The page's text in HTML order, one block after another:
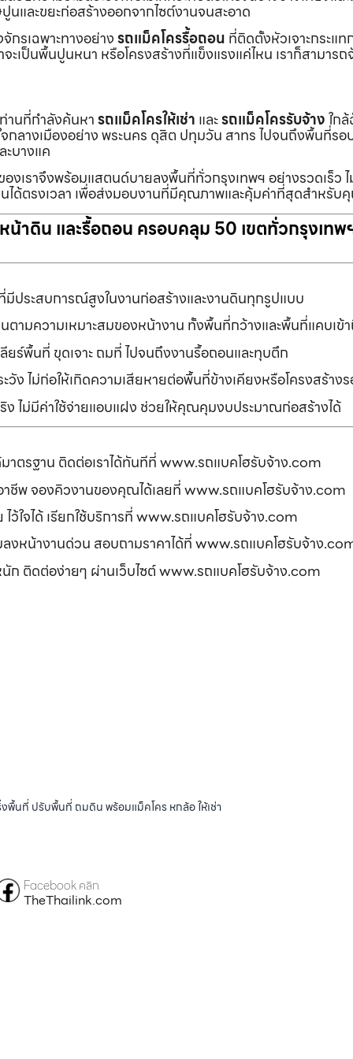
และขยะก่อสร้างออกจากไซต์งานจนสะอาด
กรเฉพาะทางอย่างรถแม็คโครรื้อถอน ที่ติดตั้งหัวเจาะกระแ
ะเป็นพื้นปูนหนา หรือโครงสร้างที่แข็งแรงแค่ไหน เราก็สามารถ
านที่กำลังค้นหารถแม็คโครให้เช่า และรถแม็คโครรับจ้างใก
ลางเมืองอย่าง พระนคร ดุสิต ปทุมวัน สาทร ไปจนถึงพื้นที่รอ
บางแค
องเราจึงพร้อมแสตนด์บายลงพื้นที่ทั่วกรุงเทพฯ อย่างรวดเร็ว ไ
ได้ตรงเวลา เพื่อส่งมอบงานที่มีคุณภาพและคุ้มค่าที่สุดสำหรับ
าดิน และรื้อถอน ครอบคลุม 50 เขตทั่วกรุงเทพ
ระสบการณ์สูงในงานก่อสร้างและงานดินทุกรูปแบบ
ตามความเหมาะสมของหน้างาน ทั้งพื้นที่กว้างและพื้นที่แคบเข้
ร์พื้นที่ ขุดเจาะ ถมที่ ไปจนถึงงานรื้อถอนและทุบตึก
ง ไม่ก่อให้เกิดความเสียหายต่อพื้นที่ข้างเคียงหรือโครงสร้าง
ง ไม่มีค่าใช้จ่ายแอบแฝง ช่วยให้คุณคุมงบประมาณก่อสร้างได้
าตรฐาน ติดต่อเราได้ทันทีที่ www.รถแบคโฮรับจ้าง.com
พ จองคิวงานของคุณได้เลยที่ www.รถแบคโฮรับจ้าง.com
ว้ใจได้ เรียกใช้บริการที่ www.รถแบคโฮรับจ้าง.com
หน้างานด่วน สอบถามราคาได้ที่ www.รถแบคโฮรับจ้าง
ก ติดต่อง่ายๆ ผ่านเว็บไซต์ www.รถแบคโฮรับจ้าง.com
งพื้นที่ ปรับพื้นที่ ถมดิน พร้อมแม็คโคร หกล้อ ให้เช่า
Facebook คลิก
TheThailink.com